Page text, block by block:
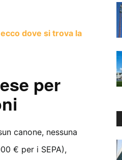
dove si trova la
per
canone, nessuna
€ per i SEPA),